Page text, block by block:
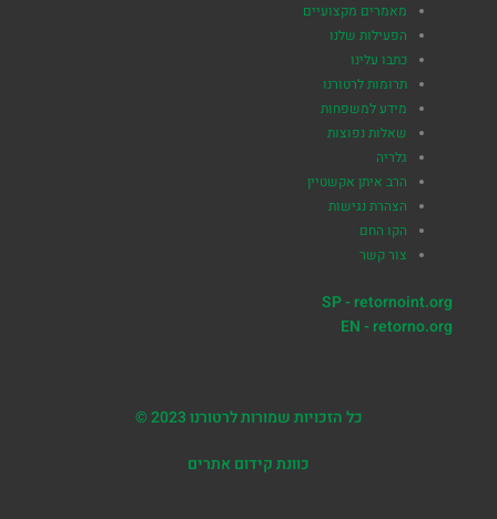
מאמרים מקצועיים
הפעילות שלנו
כתבו עלינו
תרומות לרטורנו
מידע למשפחות
שאלות נפוצות
גלריה
הרב איתן אקשטיין
הצהרת נגישות
הקו החם
צור קשר
SP - retornoint.org
EN - retorno.org
כל הזכויות שמורות לרטורנו 2023 ©
כוונת קידום אתרים